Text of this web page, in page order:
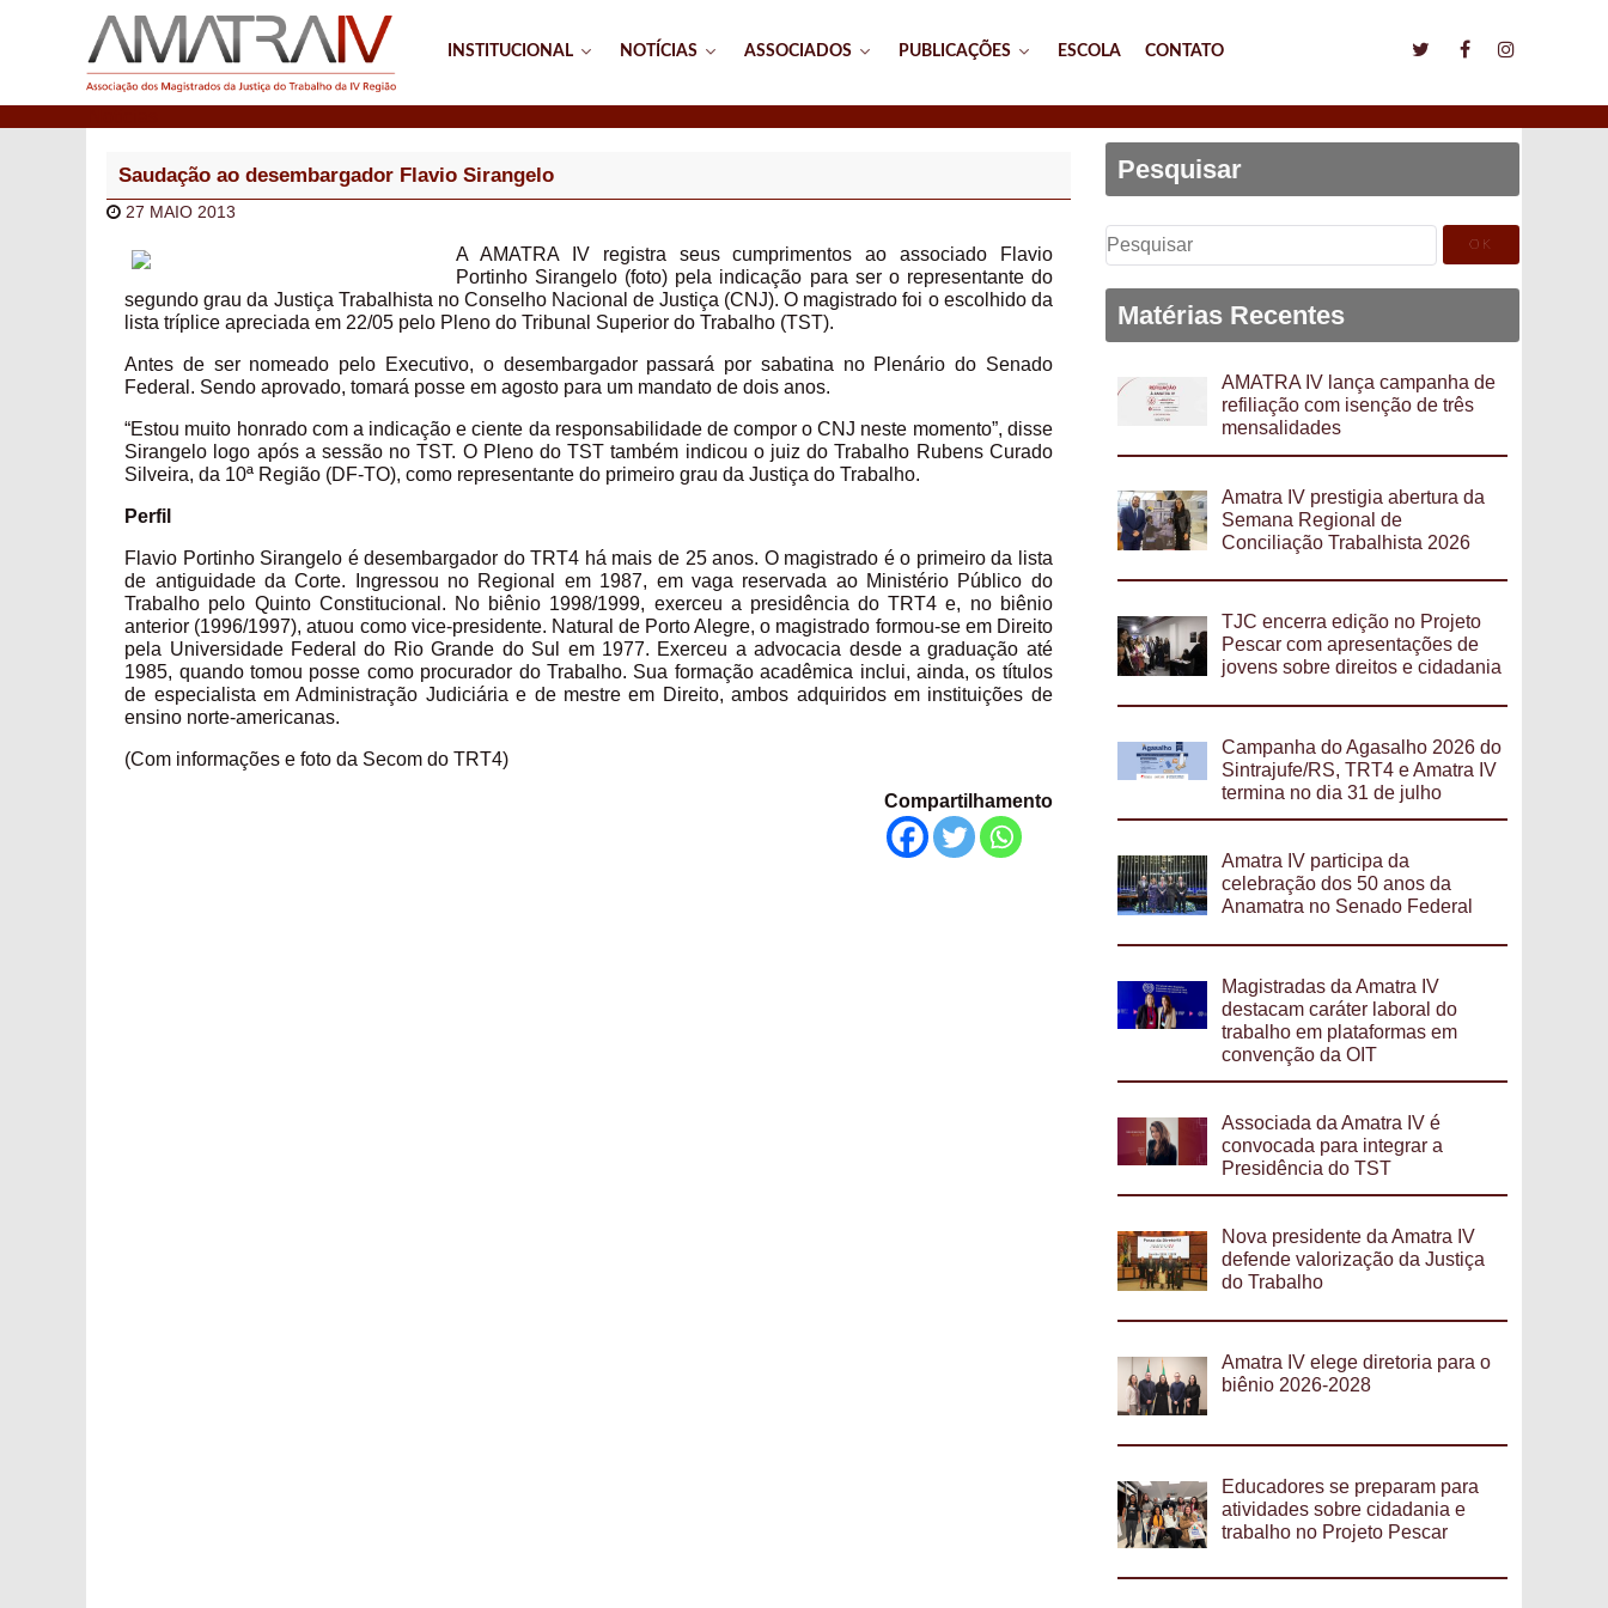
INSTITUCIONAL NOTÍCIAS ASSOCIADOS PUBLICAÇÕES ESCOLA CONTATO
Saudação ao desembargador Flavio Sirangelo
27 MAIO 2013
A AMATRA IV registra seus cumprimentos ao associado Flavio
Portinho Sirangelo (foto) pela indicação para ser o representante do
segundo grau da Justiça Trabalhista no Conselho Nacional de Justiça (CNJ). O magistrado foi o escolhido da
lista tríplice apreciada em 22/05 pelo Pleno do Tribunal Superior do Trabalho (TST).
Antes de ser nomeado pelo Executivo, o desembargador passará por sabatina no Plenário do Senado
Federal. Sendo aprovado, tomará posse em agosto para um mandato de dois anos.
“Estou muito honrado com a indicação e ciente da responsabilidade de compor o CNJ neste momento”, disse
Sirangelo logo após a sessão no TST. O Pleno do TST também indicou o juiz do Trabalho Rubens Curado
Silveira, da 10ª Região (DF-TO), como representante do primeiro grau da Justiça do Trabalho.
Perfil
Flavio Portinho Sirangelo é desembargador do TRT4 há mais de 25 anos. O magistrado é o primeiro da lista
de antiguidade da Corte. Ingressou no Regional em 1987, em vaga reservada ao Ministério Público do
Trabalho pelo Quinto Constitucional. No biênio 1998/1999, exerceu a presidência do TRT4 e, no biênio
anterior (1996/1997), atuou como vice-presidente. Natural de Porto Alegre, o magistrado formou-se em Direito
pela Universidade Federal do Rio Grande do Sul em 1977. Exerceu a advocacia desde a graduação até
1985, quando tomou posse como procurador do Trabalho. Sua formação acadêmica inclui, ainda, os títulos
de especialista em Administração Judiciária e de mestre em Direito, ambos adquiridos em instituições de
ensino norte-americanas.
(Com informações e foto da Secom do TRT4)
Compartilhamento
Pesquisar
Pesquisar
por:
Matérias Recentes
AMATRA IV lança campanha de
refiliação com isenção de três
mensalidades
Amatra IV prestigia abertura da
Semana Regional de
Conciliação Trabalhista 2026
TJC encerra edição no Projeto
Pescar com apresentações de
jovens sobre direitos e cidadania
Campanha do Agasalho 2026 do
Sintrajufe/RS, TRT4 e Amatra IV
termina no dia 31 de julho
Amatra IV participa da
celebração dos 50 anos da
Anamatra no Senado Federal
Magistradas da Amatra IV
destacam caráter laboral do
trabalho em plataformas em
convenção da OIT
Associada da Amatra IV é
convocada para integrar a
Presidência do TST
Nova presidente da Amatra IV
defende valorização da Justiça
do Trabalho
Amatra IV elege diretoria para o
biênio 2026-2028
Educadores se preparam para
atividades sobre cidadania e
trabalho no Projeto Pescar